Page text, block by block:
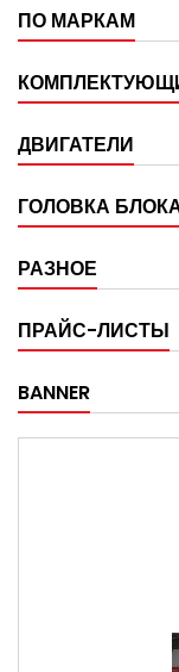
ПО МАРКАМ
ДВИГАТЕЛИ
ГОЛОВКА
РАЗНОЕ
ПРАЙС-ЛИСТЫ
BANNER